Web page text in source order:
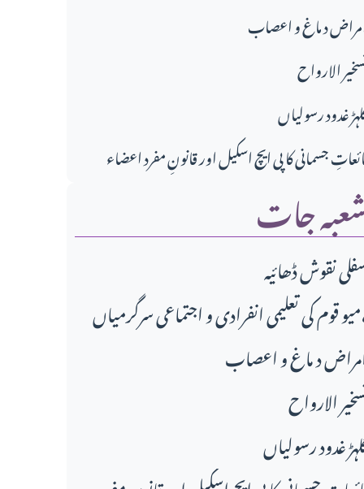
د ماغ و اعصاب
الارواح
غدود رسولیاں
جسمانی کا پی ایچ اسکیل اور قانونِ مفرد اعضاء
جات
نقوش ڈھائیہ
سرگرمیاں،
د ماغ و اعصاب
الارواح
غدود رسولیاں